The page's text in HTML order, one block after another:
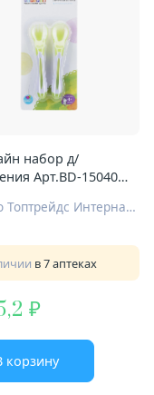
набор д/
Арт.BD-15040
Нингбо Топтрейдс Интернационал Ко Лтд
в 7 аптеках
корзину